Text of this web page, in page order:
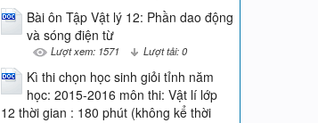
Bài ôn Tập Vật lý 12: Phần dao động
và sóng điện từ
Lượt xem: 1571 Lượt tải: 0
Kì thi chọn học sinh giỏi tỉnh năm
học: 2015-2016 môn thi: Vật lí lớp
12 thời gian : 180 phút (không kể thời